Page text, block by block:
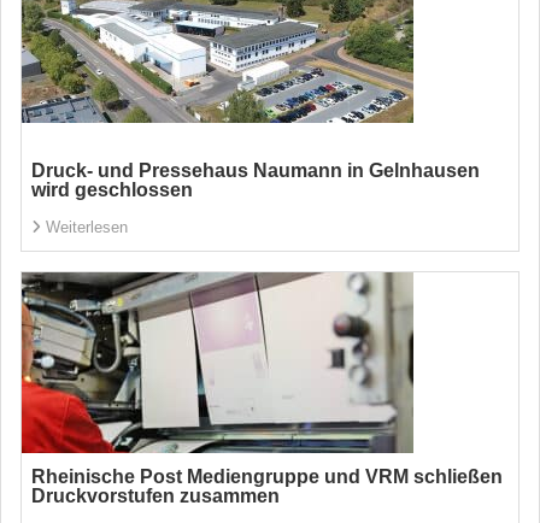
Druck- und Pressehaus Naumann in Gelnhausen
wird geschlossen
Weiterlesen
Rheinische Post Mediengruppe und VRM schließen
Druckvorstufen zusammen